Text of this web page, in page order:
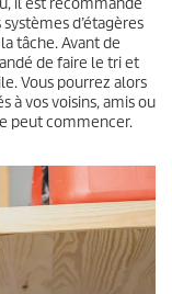
il est recommandé
d’étagères
tâche. Avant de
de faire le tri et
Vous pourrez alors
à vos voisins, amis ou
peut commencer.